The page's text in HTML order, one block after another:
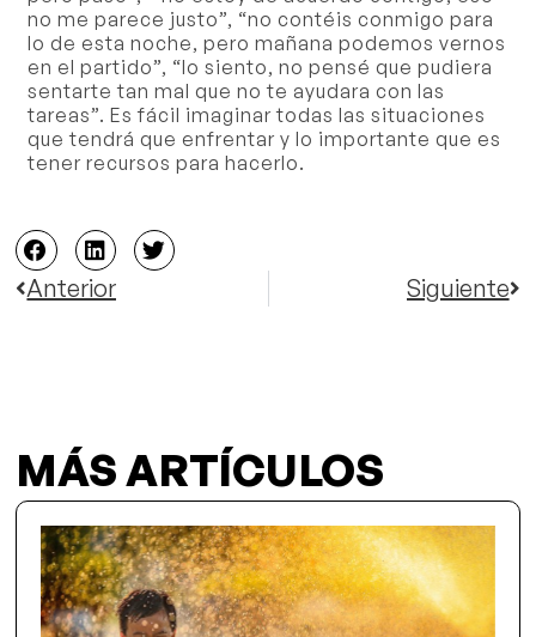
no me parece justo”, “no contéis conmigo para
lo de esta noche, pero mañana podemos vernos
en el partido”, “lo siento, no pensé que pudiera
sentarte tan mal que no te ayudara con las
tareas”. Es fácil imaginar todas las situaciones
que tendrá que enfrentar y lo importante que es
tener recursos para hacerlo.
Anterior Siguiente
MÁS ARTÍCULOS